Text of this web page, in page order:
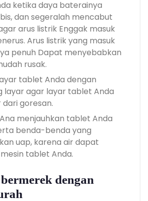
ketika daya baterainya
dan segeralah mencabut
arus listrik Enggak masuk
Arus listrik yang masuk
penuh Dapat menyebabkan
rusak.
tablet Anda dengan
layar agar layar tablet Anda
goresan.
menjauhkan tablet Anda
benda-benda yang
uap, karena air dapat
tablet Anda.
dengan